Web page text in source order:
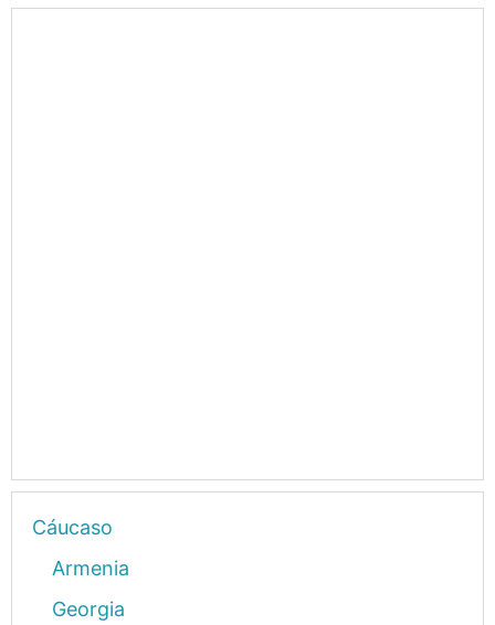
Cáucaso
Armenia
Georgia